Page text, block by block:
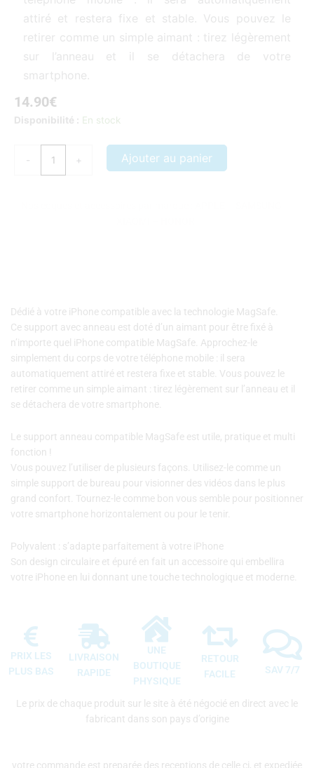
attiré et restera fixe et stable. Vous pouvez le
retirer comme un simple aimant : tirez légèrement
sur l’anneau et il se détachera de votre
smartphone.
14.90€
Disponibilité : En stock
-
quantité
+ Ajouter au panier
Dédié à votre iPhone compatible avec la technologie MagSafe.
Ce support avec anneau est doté d’un aimant pour être fixé à
n’importe quel iPhone compatible MagSafe. Approchez-le
simplement du corps de votre téléphone mobile : il sera
automatiquement attiré et restera fixe et stable. Vous pouvez le
retirer comme un simple aimant : tirez légèrement sur l’anneau et il
se détachera de votre smartphone.
Le support anneau compatible MagSafe est utile, pratique et multi
fonction !
Vous pouvez l’utiliser de plusieurs façons. Utilisez-le comme un
simple support de bureau pour visionner des vidéos dans le plus
grand confort. Tournez-le comme bon vous semble pour positionner
votre smartphone horizontalement ou pour le tenir.
Polyvalent : s’adapte parfaitement à votre iPhone
Son design circulaire et épuré en fait un accessoire qui embellira
votre iPhone en lui donnant une touche technologique et moderne.
PRIX LES
PLUS BAS
LIVRAISON
RAPIDE
UNE
BOUTIQUE
PHYSIQUE
RETOUR
FACILE
SAV 7/7
Le prix de chaque produit sur le site à été négocié en direct avec le
fabricant dans son pays d’origine
votre commande est preparée des receptions de celle ci, et expediée